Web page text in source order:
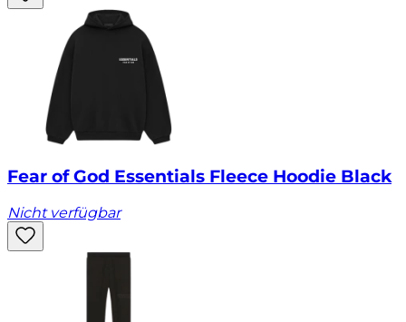
Fear of God Essentials Fleece Hoodie Black
Nicht verfügbar